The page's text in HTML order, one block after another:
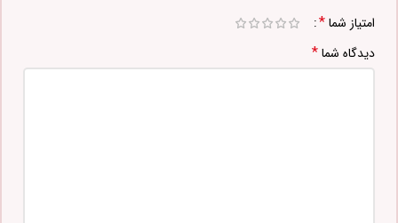
امتیاز شما*
دیدگاه شما*